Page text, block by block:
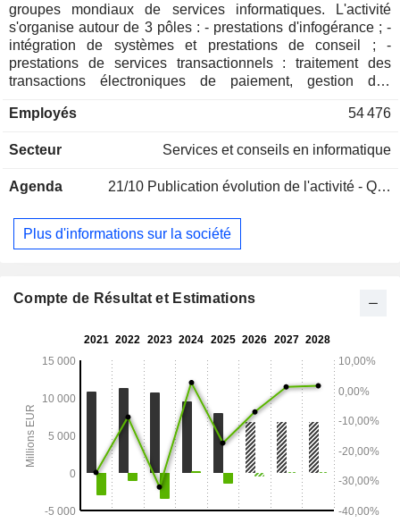
groupes mondiaux de services informatiques. L'activité
s'organise autour de 3 pôles : - prestations d'infogérance ; -
intégration de systèmes et prestations de conseil ; -
prestations de services transactionnels : traitement des
transactions électroniques de paiement, gestion des
paiement, etc. Parallèlement, le groupe développe une
Employés 54 476
Secteur Services et conseils en informatique
Agenda 21/10 Publication évolution de l'activité - Q3 2026
Plus d'informations sur la société
Compte de Résultat et Estimations